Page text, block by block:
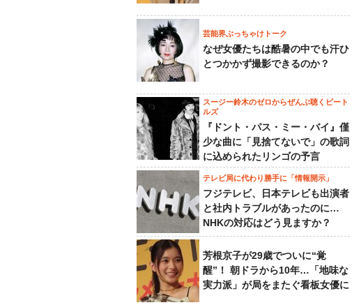
芸能界ぶっちゃけトーク
なぜ女優たちは酷暑の中でも汗ひ
とつかかず撮影できるのか？
スージー鈴木のゼロからぜんぶ聴くビート
ルズ
『ドント・パス・ミー・バイ』僅
少な曲に「見捨てないで」の歌詞
に込められたリンゴの予言
テレビ局に代わり勝手に「情報開示」
フジテレビ、日本テレビも出演者
と社内トラブルがあったのに…
NHKの対応はどう見ますか？
芳根京子が29歳でついに“覚
醒”！ 朝ドラから10年…「地味な
実力派」が局をまたぐ看板女優に